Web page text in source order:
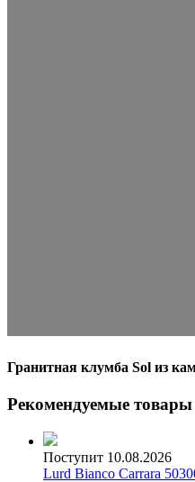
Гранитная клумба Sol из
Рекомендуемые товары
Поступит 10.08.2026
Lurd Bianco Carrara